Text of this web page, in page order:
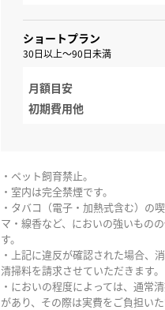
ショートプラン
30日以上～90日未満
月額目安
初期費用他
・ペット飼育禁止。
・室内は完全禁煙です。
・タバコ（電子・加熱式含む）の
マ・線香など、においの強いもの
す。
・上記に違反が確認された場合、
清掃料を請求させていただきます。
・においの程度によっては、通常
があり、その際は実費をご負担い